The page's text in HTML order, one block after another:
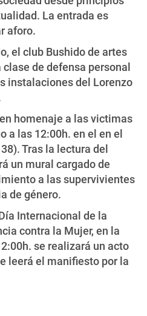
La entrada es
aforo.
el club Bushido de artes
de defensa personal
instalaciones del Lorenzo
homenaje a las victimas
a las 12:00h. en el en el
Tras la lectura del
un mural cargado de
a las supervivientes
de género.
Internacional de la
contra la Mujer, en la
se realizará un acto
leerá el manifiesto por la